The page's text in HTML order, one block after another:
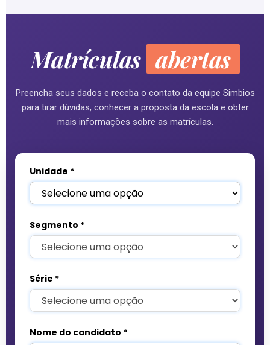
Matrículas abertas
Preencha seus dados e receba o contato da equipe Simbios
para tirar dúvidas, conhecer a proposta da escola e obter
mais informações sobre as matrículas.